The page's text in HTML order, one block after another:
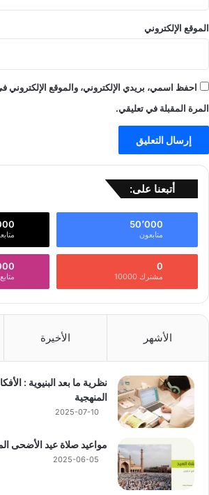
الموقع الإلكتروني
احفظ اسمي، بريدي الإلكتروني، والموقع الإلكتروني
المرة المقبلة في تعليقي.
أتبعنا على:
50٬000
متابعون
0
مشترك 10000 متابع
الأشهر الأخيرة
نظرية ما بعد البنيوية :
المنهجية
2025-07-10
مواعيد صلاة عيد الأضحى
2025-06-05